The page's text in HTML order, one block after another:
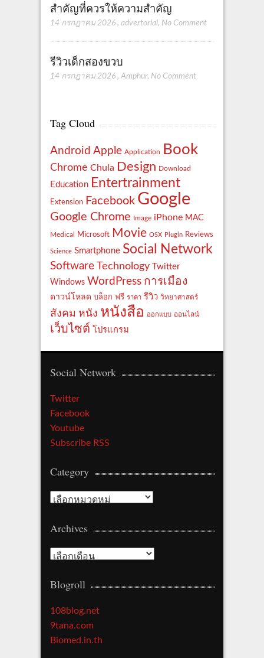
สำคัญที่ควรให้ความสำคัญ
14 กรกฎาคม 2026 , advertorial, No Comment
รีวิวเด็กสองขวบ
14 กรกฎาคม 2026 , Amphur, No Comment
Tag Cloud
Android Apple Application Book
Chrome Chula Design Download
Education Entertrainment
Extension Facebook Google
Google Chrome Image iPhone MAC
Medical Microsoft Movie OSX Plugin Reviews
Science Smartphone Social Network
Software Technology
Twitter
Windows WordPress การเมือง
ดาวน์โหลด บล็อก ฟรี ราคา รีวิว วิทยาศาสตร์
สังคม หนัง หนังสือ ออกแบบ ออนไลน์
เว็บไซต์ โปรแกรม
Social Network
Twitter
Facebook
Youtube
Subscribe RSS
Category
Category
Archives
Archives
Blogroll
108blog.net
9tana.com
Biomed.in.th